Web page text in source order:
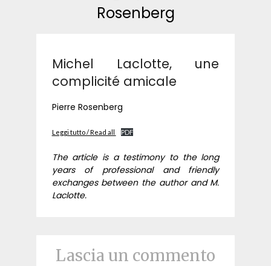
Rosenberg
Michel Laclotte, une
complicité amicale
Pierre Rosenberg
Leggi tutto / Read all PDF
The article is a testimony to the long
years of professional and friendly
exchanges between the author and M.
Laclotte.
Lascia un commento